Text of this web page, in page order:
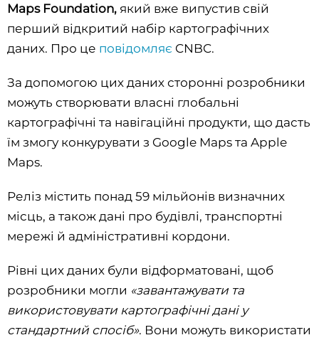
Maps Foundation, який вже випустив свій
перший відкритий набір картографічних
даних. Про це повідомляє CNBC.
За допомогою цих даних сторонні розробники
можуть створювати власні глобальні
картографічні та навігаційні продукти, що дасть
їм змогу конкурувати з Google Maps та Apple
Maps.
Реліз містить понад 59 мільйонів визначних
місць, а також дані про будівлі, транспортні
мережі й адміністративні кордони.
Рівні цих даних були відформатовані, щоб
розробники могли «завантажувати та
використовувати картографічні дані у
стандартний спосіб». Вони можуть використати